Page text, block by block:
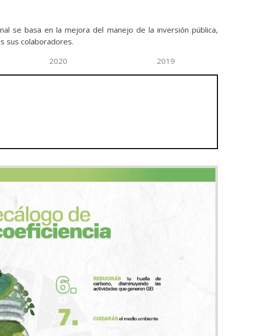
se basa en la mejora del manejo de la inversión pública,
sus colaboradores.
2020 2019